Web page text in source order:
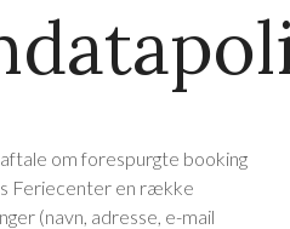
om forespurgte booking
Feriecenter en række
(navn, adresse, e-mail